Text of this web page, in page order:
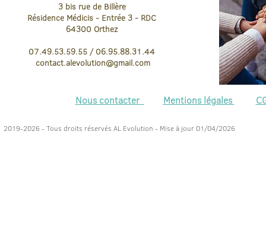
3 bis rue de Billère
Résidence Médicis - Entrée 3 - RDC
64300 Orthez
07.49.53.59.55 / 06.95.88.31.44
contact.alevolution@gmail.com
Nous contacter Mentions légales
2019-2026 - Tous droits réservés AL Evolution - Mise à jour 01/04/2026